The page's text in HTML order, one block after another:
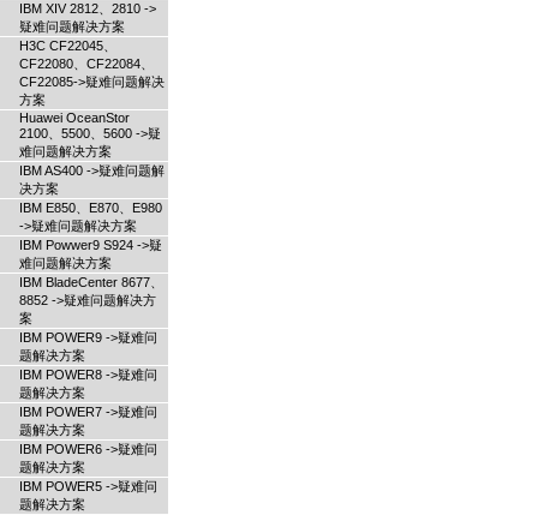
IBM XIV 2812、2810 ->
疑难问题解决方案
H3C CF22045、
CF22080、CF22084、
CF22085->疑难问题解决
方案
Huawei OceanStor
2100、5500、5600 ->疑
难问题解决方案
IBM AS400 ->疑难问题解
决方案
IBM E850、E870、E980
->疑难问题解决方案
IBM Powwer9 S924 ->疑
难问题解决方案
IBM BladeCenter 8677、
8852 ->疑难问题解决方
案
IBM POWER9 ->疑难问
题解决方案
IBM POWER8 ->疑难问
题解决方案
IBM POWER7 ->疑难问
题解决方案
IBM POWER6 ->疑难问
题解决方案
IBM POWER5 ->疑难问
题解决方案